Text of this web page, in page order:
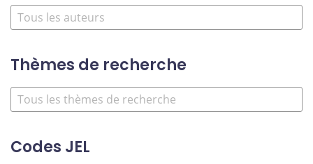
Thèmes de recherche
Codes JEL